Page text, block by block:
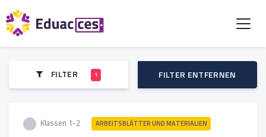
FILTER 1 FILTER ENTFERNEN
Klassen 1-2 ARBEITSBLÄTTER UND MATERIALIEN